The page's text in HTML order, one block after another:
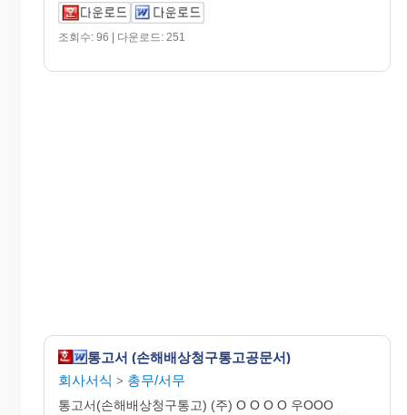
조회수: 96 | 다운로드: 251
통고서 (손해배상청구통고공문서)
회사서식 > 총무/서무
통고서(손해배상청구통고) (주) O O O O 우OOO